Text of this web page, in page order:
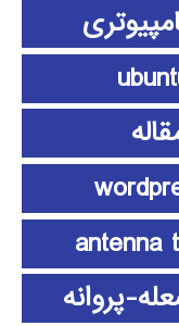
پروانه